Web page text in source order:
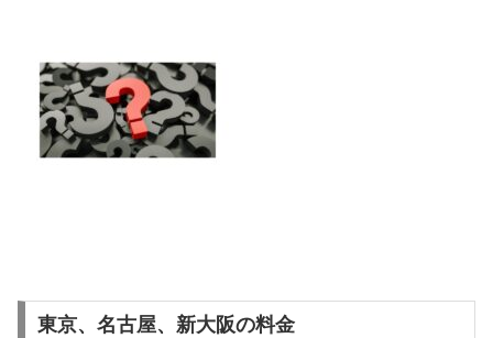
東京、名古屋、新大阪の料金